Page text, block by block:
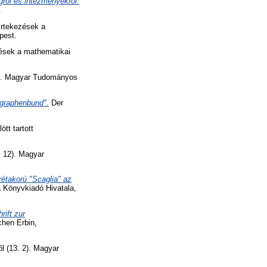
a
a mathematikai
Magyar Tudományos
Der
tartott
Magyar
"Scaglia" az
Hivatala,
zur
Erbin,
(13. 2). Magyar